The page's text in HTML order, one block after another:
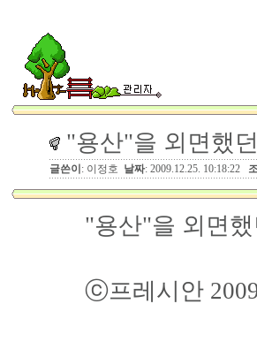
"용산"을 외면했
글쓴이 : 이정호 날짜: 2009.12.25. 10:18:22
"용산"을 외면
ⓒ프레시안